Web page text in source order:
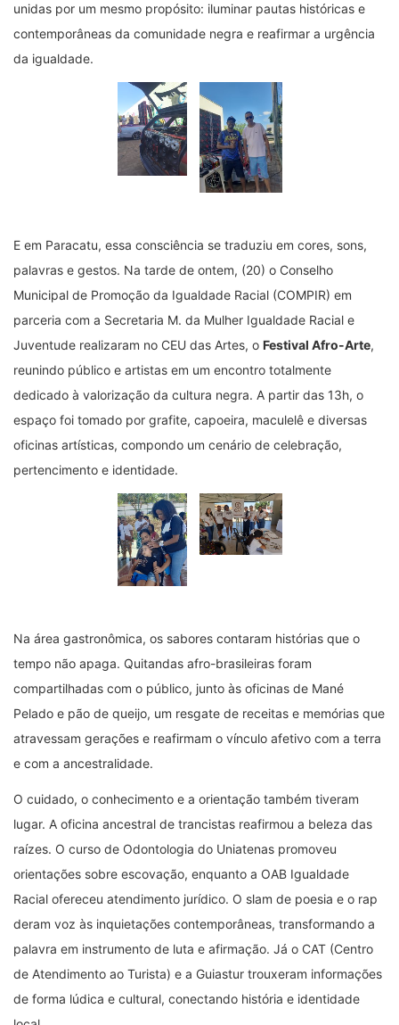
unidas por um mesmo propósito: iluminar pautas históricas e
contemporâneas da comunidade negra e reafirmar a urgência
da igualdade.
E em Paracatu, essa consciência se traduziu em cores, sons,
palavras e gestos. Na tarde de ontem, (20) o Conselho
Municipal de Promoção da Igualdade Racial (COMPIR) em
parceria com a Secretaria M. da Mulher Igualdade Racial e
Juventude realizaram no CEU das Artes, o Festival Afro-Arte,
reunindo público e artistas em um encontro totalmente
dedicado à valorização da cultura negra. A partir das 13h, o
espaço foi tomado por grafite, capoeira, maculelê e diversas
oficinas artísticas, compondo um cenário de celebração,
pertencimento e identidade.
Na área gastronômica, os sabores contaram histórias que o
tempo não apaga. Quitandas afro-brasileiras foram
compartilhadas com o público, junto às oficinas de Mané
Pelado e pão de queijo, um resgate de receitas e memórias que
atravessam gerações e reafirmam o vínculo afetivo com a terra
e com a ancestralidade.
O cuidado, o conhecimento e a orientação também tiveram
lugar. A oficina ancestral de trancistas reafirmou a beleza das
raízes. O curso de Odontologia do Uniatenas promoveu
orientações sobre escovação, enquanto a OAB Igualdade
Racial ofereceu atendimento jurídico. O slam de poesia e o rap
deram voz às inquietações contemporâneas, transformando a
palavra em instrumento de luta e afirmação. Já o CAT (Centro
de Atendimento ao Turista) e a Guiastur trouxeram informações
de forma lúdica e cultural, conectando história e identidade